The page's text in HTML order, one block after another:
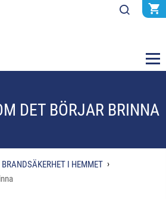
DET BÖRJAR BRINNA
BRANDSÄKERHET I HEMMET